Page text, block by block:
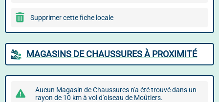
Supprimer cette fiche locale
MAGASINS DE CHAUSSURES À PROXIMITÉ
Aucun Magasin de Chaussures n'a été trouvé dans un
rayon de 10 km à vol d'oiseau de Moûtiers.